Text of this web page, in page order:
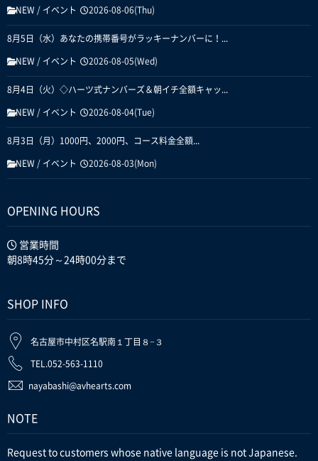
NEW / イベント 2026-08-06(Thu)
8月5日（水）あなたの携帯番号がラッキーナンバーに！...
NEW / イベント 2026-08-05(Wed)
8月4日（火）◇ハーツ式ナンバーズ＆朝イチ全額キャッ...
NEW / イベント 2026-08-04(Tue)
8月3日（月）1000円、2000円、コース料金全額...
NEW / イベント 2026-08-03(Mon)
OPENING HOURS
営業時間
朝8時45分～24時00分まで
SHOP INFO
名古屋市中村区名駅南１丁目８−３
TEL.052-563-1110
nayabashi@avhearts.com
NOTE
Request to customers whose native language is not Japanese.